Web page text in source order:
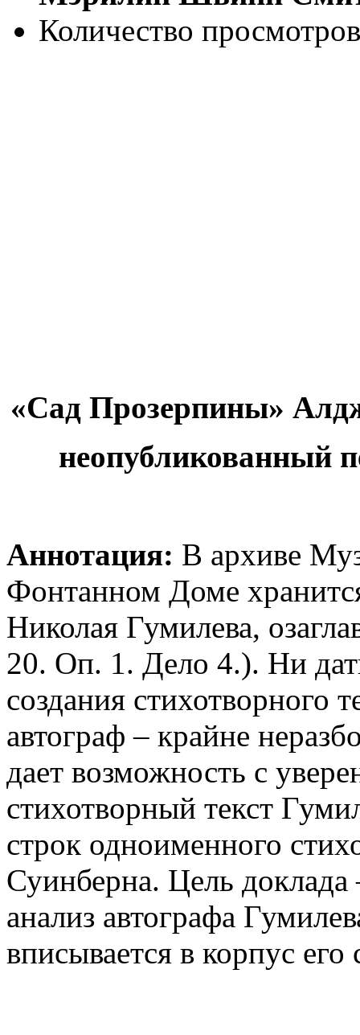
Количество
«Сад Прозерпины»
неопубликованный
Аннотация: В архиве
Фонтанном Доме
Николая Гумилева,
20. Оп. 1. Дело 4.). Ни
создания стихотворного
автограф – крайне
дает возможность с
стихотворный текст
строк одноименного
Суинберна. Цель доклада
анализ автографа
вписывается в корпус